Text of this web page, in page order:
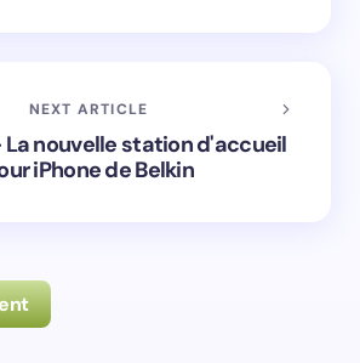
NEXT ARTICLE
La nouvelle station d'accueil
iPhone de Belkin